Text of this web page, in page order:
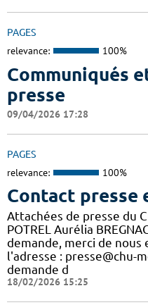
PAGES
relevance: 100%
Communiqués
presse
09/04/2026 17:28
PAGES
relevance: 100%
Contact presse
Attachées de presse du
POTREL Aurélia
demande, merci de nous
l'adresse : presse@chu-
demande d
18/02/2026 15:25